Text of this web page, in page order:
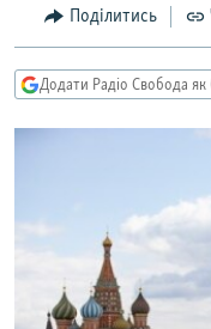
СПОРТ
СВІТ
ТИ ЯК?
КИТАЙ.ВИКЛИКИ
СПЕЦПРОЄКТИ
ПОДКАСТИ
Поділитись
Додати Радіо Свобода